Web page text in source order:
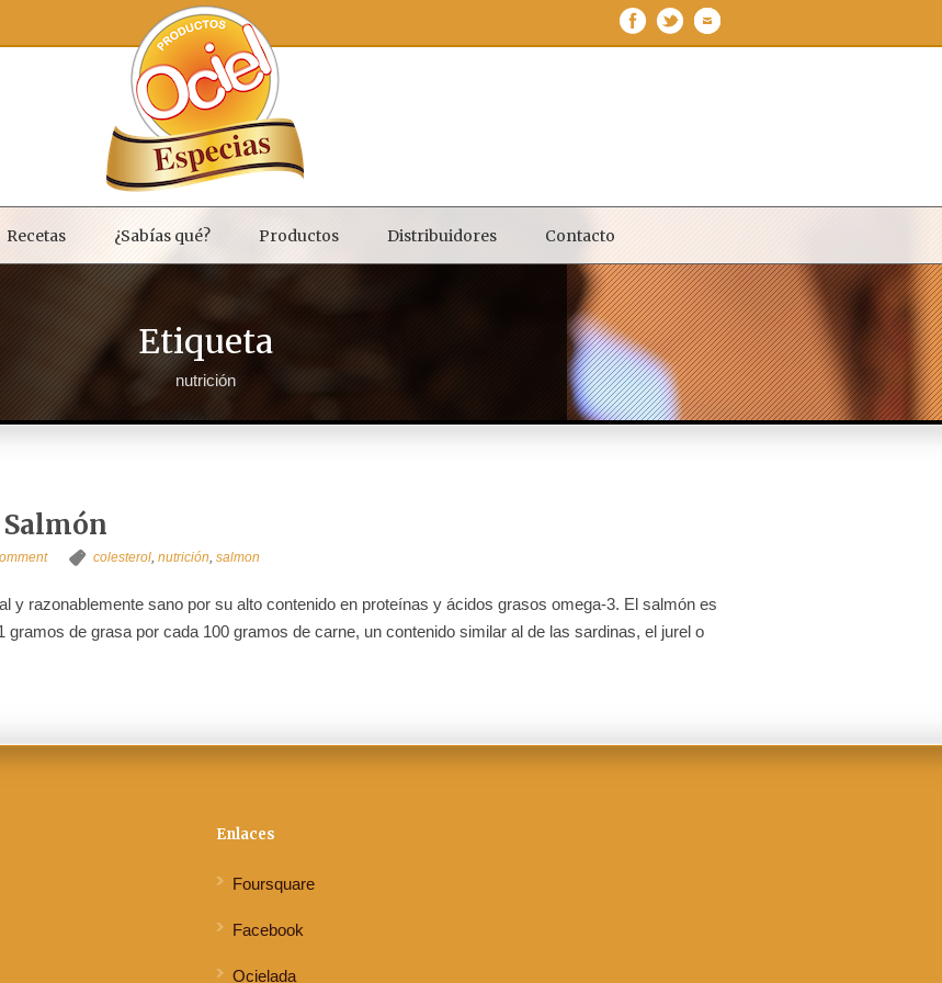
Recetas ¿Sabías qué? Productos Distribuidores Contacto
Etiqueta
nutrición
colesterol, nutrición, salmon
y razonablemente sano por su alto contenido en proteínas y ácidos grasos omega-3. El salmón es
gramos de grasa por cada 100 gramos de carne, un contenido similar al de las sardinas, el jurel o
Enlaces
Foursquare
Facebook
Ocielada